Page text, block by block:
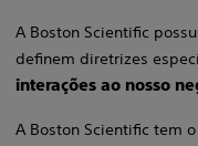
A Boston Scientific
definem diretrizes
interações ao nosso
A Boston Scientific tem